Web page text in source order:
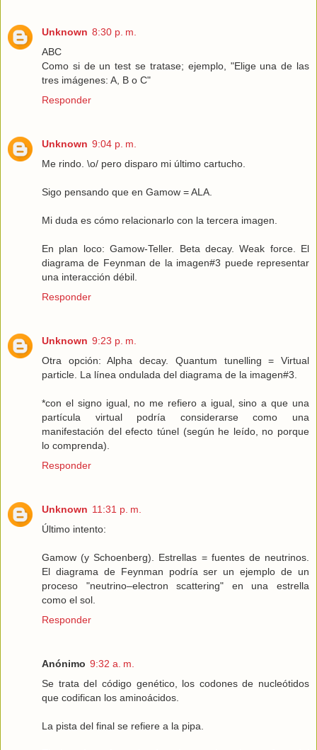
Unknown 8:30 p. m.
ABC
Como si de un test se tratase; ejemplo, "Elige una de las
tres imágenes: A, B o C"
Responder
Unknown 9:04 p. m.
Me rindo. \o/ pero disparo mi último cartucho.
Sigo pensando que en Gamow = ALA.
Mi duda es cómo relacionarlo con la tercera imagen.
En plan loco: Gamow-Teller. Beta decay. Weak force. El
diagrama de Feynman de la imagen#3 puede representar
una interacción débil.
Responder
Unknown 9:23 p. m.
Otra opción: Alpha decay. Quantum tunelling = Virtual
particle. La línea ondulada del diagrama de la imagen#3.
*con el signo igual, no me refiero a igual, sino a que una
partícula virtual podría considerarse como una
manifestación del efecto túnel (según he leído, no porque
lo comprenda).
Responder
Unknown 11:31 p. m.
Último intento:
Gamow (y Schoenberg). Estrellas = fuentes de neutrinos.
El diagrama de Feynman podría ser un ejemplo de un
proceso "neutrino–electron scattering" en una estrella
como el sol.
Responder
Anónimo 9:32 a. m.
Se trata del código genético, los codones de nucleótidos
que codifican los aminoácidos.
La pista del final se refiere a la pipa.